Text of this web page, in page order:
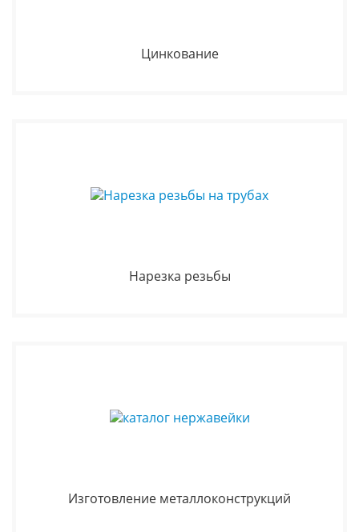
Цинкование
Нарезка резьбы
Изготовление металлоконструкций